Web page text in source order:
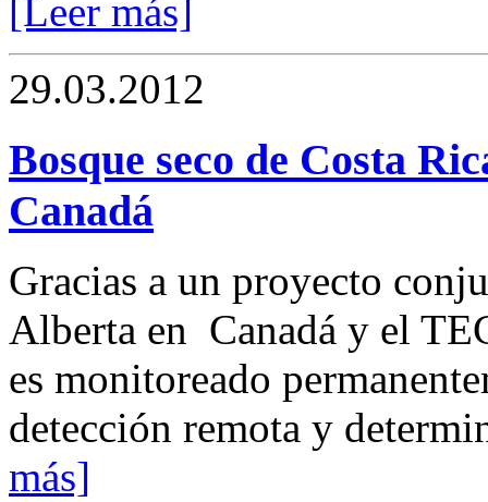
[Leer más]
29.03.2012
Bosque seco de Costa
Canadá
Gracias a un proyecto
Alberta en Canadá y el
es monitoreado
detección remota y
más]